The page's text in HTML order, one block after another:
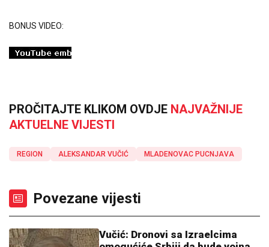
BONUS VIDEO:
PROČITAJTE KLIKOM OVDJE NAJVAŽNIJE
AKTUELNE VIJESTI
REGION ALEKSANDAR VUČIĆ MLADENOVAC PUCNJAVA
Povezane vijesti
Vučić: Dronovi sa Izraelcima